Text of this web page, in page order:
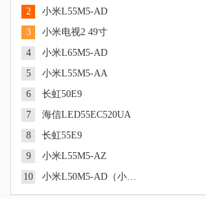
2 小米L55M5-AD
55英寸, 超高清4K, Cortex A53 四核 1.5GHz,
3 小米电视2 49寸
49英寸, 超高清4K, 硬屏, LED, 四核 Cortex-
DDR3 双通道, 8GB eMMC 高速闪存, MIUI
4 小米L65M5-AD
65英寸, 超高清4K, LED, Cortex A53 四核 up
版, 逐行扫描, DOLBY AUDIO、DTS-HD音频
5 小米L55M5-AA
55英寸, 超高清4K, LED, Amlogic T968 Cortex
2GB DDR3 双通道, 三级能效
6 长虹50E9
50英寸, 超高清4K, LED, 逐行扫描, 三级能效
7 海信LED55EC520UA
8 长虹55E9
9 小米L55M5-AZ
10